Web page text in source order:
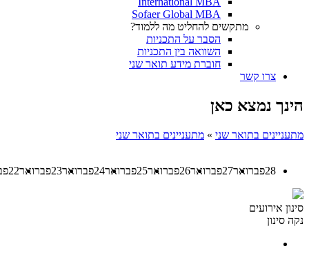
Sofaer Global MBA
מתקשים להחליט מה ללמוד?
הסבר על התכניות
השוואה בין התכניות
חוברת מידע תואר שני
צרו קשר
הינך נמצא כאן
מתעניינים בתואר שני » מתעניינים בתואר שני
28פברואר27פברואר26פברואר25פברואר24פברואר23פברואר22
סינון אירועים
נקה סינון